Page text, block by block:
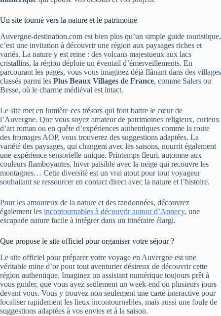
Un site tourné vers la nature et le patrimoine
Auvergne-destination.com est bien plus qu’un simple guide touristique,
c’est une invitation à découvrir une région aux paysages riches et
variés. La nature y est reine : des volcans majestueux aux lacs
cristallins, la région déploie un éventail d’émerveillements. En
parcourant les pages, vous vous imaginez déjà flânant dans des villages
classés parmi les Plus Beaux Villages de France, comme Salers ou
Besse, où le charme médiéval est intact.
Le site met en lumière ces trésors qui font battre le cœur de
l’Auvergne. Que vous soyez amateur de patrimoines religieux, curieux
d’art roman ou en quête d’expériences authentiques comme la route
des fromages AOP, vous trouverez des suggestions adaptées. La
variété des paysages, qui changent avec les saisons, nourrit également
une expérience sensorielle unique. Printemps fleuri, automne aux
couleurs flamboyantes, hiver paisible avec la neige qui recouvre les
montagnes… Cette diversité est un vrai atout pour tout voyageur
souhaitant se ressourcer en contact direct avec la nature et l’histoire.
Pour les amoureux de la nature et des randonnées, découvrez
également les incontournables à découvrir autour d’Annecy, une
escapade nature facile à intégrer dans un itinéraire élargi.
Que propose le site officiel pour organiser votre séjour ?
Le site officiel pour préparer votre voyage en Auvergne est une
véritable mine d’or pour tout aventurier désireux de découvrir cette
région authentique. Imaginez un assistant numérique toujours prêt à
vous guider, que vous ayez seulement un week-end ou plusieurs jours
devant vous. Vous y trouvez non seulement une carte interactive pour
localiser rapidement les lieux incontournables, mais aussi une foule de
suggestions adaptées à vos envies et à la saison.